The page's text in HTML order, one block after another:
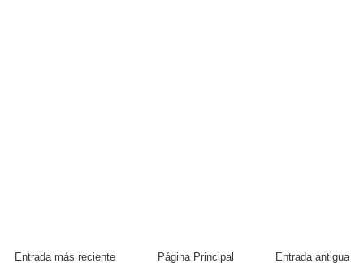
Entrada más reciente Entrada antigua
Página Principal